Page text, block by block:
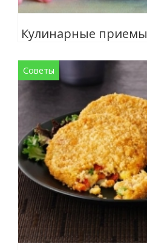
Кулинарные приемы
Советы